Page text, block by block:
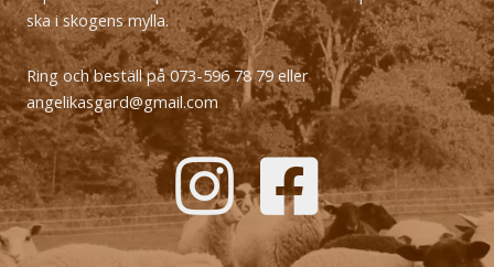
ska i skogens mylla.
Ring och beställ på 073-596 78 79 eller
angelikasgard@gmail.com